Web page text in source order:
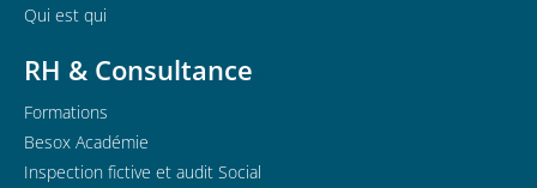
Qui est qui
RH & Consultance
Formations
Besox Académie
Inspection fictive et audit Social